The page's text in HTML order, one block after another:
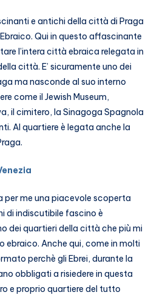
e antichi della città di Praga
Qui in questo affascinante
l’intera città ebraica relegata in
città. E’ sicuramente uno dei
ma nasconde al suo interno
come il Jewish Museum,
il cimitero, la Sinagoga Spagnola
Al quartiere è legata anche la
per me una piacevole scoperta
di indiscutibile fascino è
dei quartieri della città che più mi
ebraico. Anche qui, come in molti
perchè gli Ebrei, durante la
obbligati a risiedere in questa
e proprio quartiere del tutto